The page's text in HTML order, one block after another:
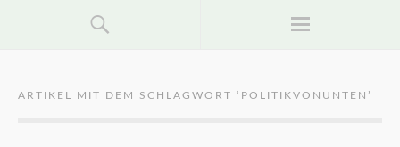
ARTIKEL MIT DEM SCHLAGWORT ‘ POLITIKVONUNTEN ’